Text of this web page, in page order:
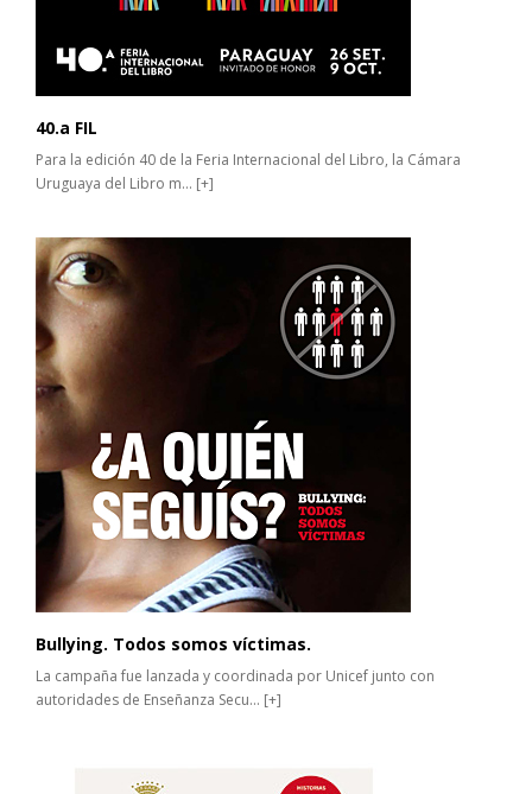
40.a FIL
Para la edición 40 de la Feria Internacional del Libro, la Cámara
Uruguaya del Libro m... [+]
Bullying. Todos somos víctimas.
La campaña fue lanzada y coordinada por Unicef junto con
autoridades de Enseñanza Secu... [+]